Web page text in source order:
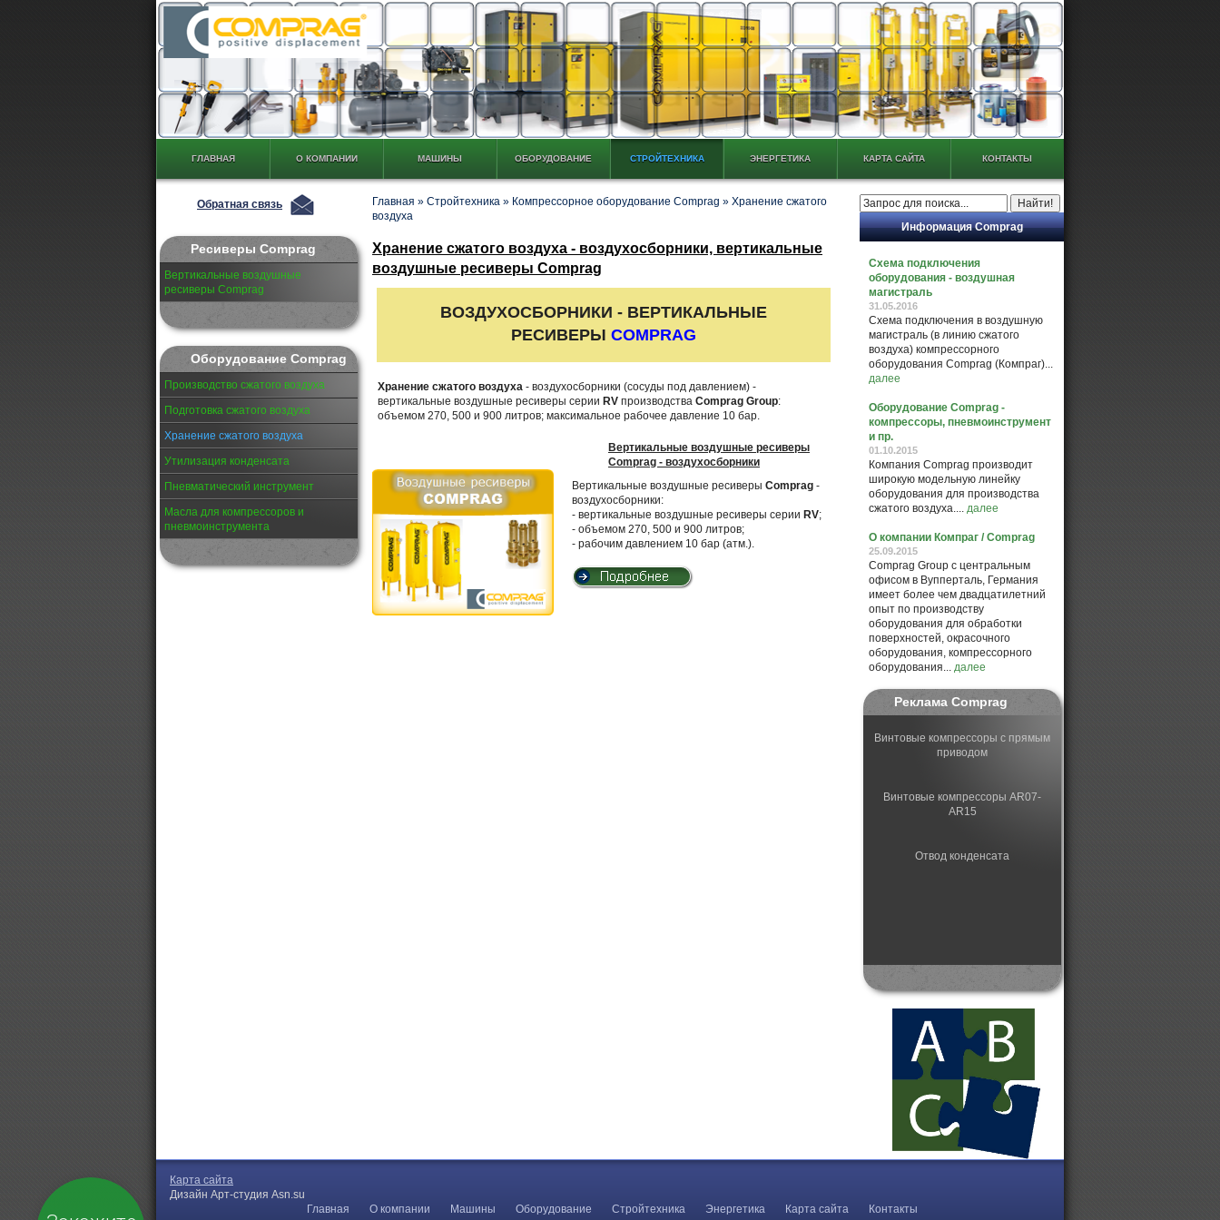
ГЛАВНАЯ О КОМПАНИИ МАШИНЫ ОБОРУДОВАНИЕ СТРОЙТЕХНИКА ЭНЕРГЕТИКА КАРТА САЙТА КОНТАКТЫ
Обратная связь
Ресиверы Comprag
Вертикальные воздушные
ресиверы Comprag
Оборудование Comprag
Производство сжатого воздуха
Подготовка сжатого воздуха
Хранение сжатого воздуха
Утилизация конденсата
Пневматический инструмент
Масла для компрессоров и
пневмоинструмента
Главная » Стройтехника » Компрессорное оборудование Comprag » Хранение сжатого
воздуха
Хранение сжатого воздуха - воздухосборники, вертикальные
воздушные ресиверы Comprag
ВОЗДУХОСБОРНИКИ - ВЕРТИКАЛЬНЫЕ
РЕСИВЕРЫ COMPRAG
Хранение сжатого воздуха - воздухосборники (сосуды под давлением) -
вертикальные воздушные ресиверы серии RV производства Comprag Group:
объемом 270, 500 и 900 литров; максимальное рабочее давление 10 бар.
Вертикальные воздушные ресиверы
Comprag - воздухосборники
Вертикальные воздушные ресиверы Comprag -
воздухосборники:
- вертикальные воздушные ресиверы серии RV;
- объемом 270, 500 и 900 литров;
- рабочим давлением 10 бар (атм.).
Информация Comprag
Схема подключения
оборудования - воздушная
магистраль
31.05.2016
Схема подключения в воздушную
магистраль (в линию сжатого
воздуха) компрессорного
оборудования Comprag (Компраг)...
далее
Оборудование Comprag -
компрессоры, пневмоинструмент
и пр.
01.10.2015
Компания Comprag производит
широкую модельную линейку
оборудования для производства
сжатого воздуха.... далее
О компании Компраг / Comprag
25.09.2015
Comprag Group с центральным
офисом в Вупперталь, Германия
имеет более чем двадцатилетний
опыт по производству
оборудования для обработки
поверхностей, окрасочного
оборудования, компрессорного
оборудования... далее
Реклама Comprag
Винтовые компрессоры с прямым
приводом
Винтовые компрессоры AR07-
AR15
Отвод конденсата
Карта сайта
Дизайн Арт-студия Asn.su
Главная
О компании Машины Оборудование Стройтехника Энергетика Карта сайта Контакты